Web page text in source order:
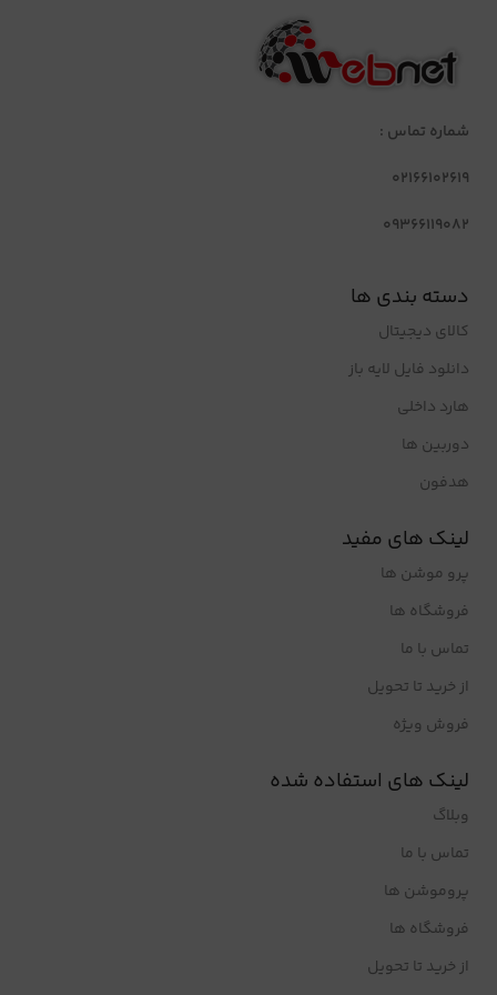
شماره تماس :
02166102619
09366119082
دسته بندی ها
کالای دیجیتال
دانلود فایل لایه باز
هارد داخلی
دوربین ها
هدفون
لینک های مفید
پرو موشن ها
فروشگاه ها
تماس با ما
از خرید تا تحویل
فروش ویژه
لینک های استفاده شده
وبلاگ
تماس با ما
پروموشن ها
فروشگاه ها
از خرید تا تحویل